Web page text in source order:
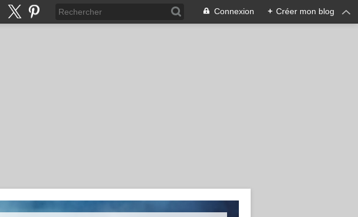
Connexion + Créer mon blog